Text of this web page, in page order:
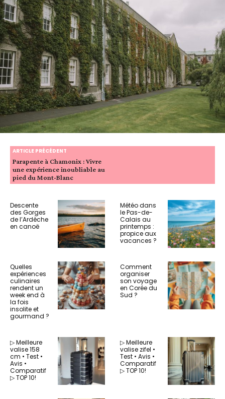
ARTICLE PRÉCÉDENT
Parapente à Chamonix : Vivre
une expérience inoubliable au
pied du Mont-Blanc
Descente
des Gorges
de l’Ardèche
en canoë
Météo dans
le Pas-de-
Calais au
printemps :
propice aux
vacances ?
Quelles
expériences
culinaires
rendent un
week end à
la fois
insolite et
gourmand ?
Comment
organiser
son voyage
en Corée du
Sud ?
▷ Meilleure
valise 158
cm • Test •
Avis •
Comparatif
▷ TOP 10!
▷ Meilleure
valise zifel •
Test • Avis •
Comparatif
▷ TOP 10!